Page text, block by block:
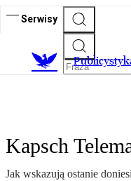
Serwisy
Kapsch
Jak wskazują ostanie